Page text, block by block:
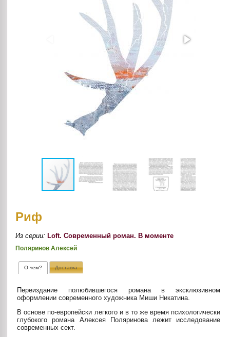
Риф
Из серии: Loft. Современный роман. В моменте
Поляринов Алексей
О чем? Доставка
Переиздание полюбившегося романа в эксклюзивном
оформлении современного художника Миши Никатина.
В основе по-европейски легкого и в то же время психологически
глубокого романа Алексея Поляринова лежит исследование
современных сект.